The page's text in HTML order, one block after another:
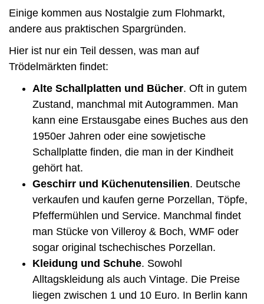
Einige kommen aus Nostalgie zum Flohmarkt,
andere aus praktischen Spargründen.
Hier ist nur ein Teil dessen, was man auf
Trödelmärkten findet:
Alte Schallplatten und Bücher. Oft in gutem
Zustand, manchmal mit Autogrammen. Man
kann eine Erstausgabe eines Buches aus den
1950er Jahren oder eine sowjetische
Schallplatte finden, die man in der Kindheit
gehört hat.
Geschirr und Küchenutensilien. Deutsche
verkaufen und kaufen gerne Porzellan, Töpfe,
Pfeffermühlen und Service. Manchmal findet
man Stücke von Villeroy & Boch, WMF oder
sogar original tschechisches Porzellan.
Kleidung und Schuhe. Sowohl
Alltagskleidung als auch Vintage. Die Preise
liegen zwischen 1 und 10 Euro. In Berlin kann